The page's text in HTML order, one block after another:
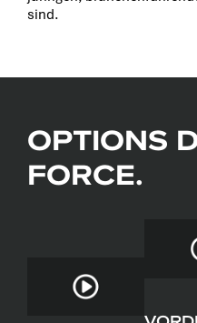
sind.
OPTIONS
FORCE.